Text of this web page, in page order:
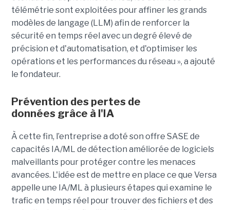
télémétrie sont exploitées pour affiner les grands
modèles de langage (LLM) afin de renforcer la
sécurité en temps réel avec un degré élevé de
précision et d'automatisation, et d'optimiser les
opérations et les performances du réseau », a ajouté
le fondateur.
Prévention des pertes de
données grâce à l'IA
À cette fin, l’entreprise a doté son offre SASE de
capacités IA/ML de détection améliorée de logiciels
malveillants pour protéger contre les menaces
avancées. L'idée est de mettre en place ce que Versa
appelle une IA/ML à plusieurs étapes qui examine le
trafic en temps réel pour trouver des fichiers et des